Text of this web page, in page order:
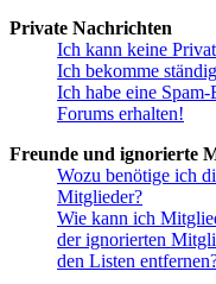
Private Nachrichten
Ich kann keine
Ich bekomme
Ich habe eine
Forums erhalten!
Freunde und ignorierte
Wozu benötige ich
Mitglieder?
Wie kann ich
der ignorierten
den Listen